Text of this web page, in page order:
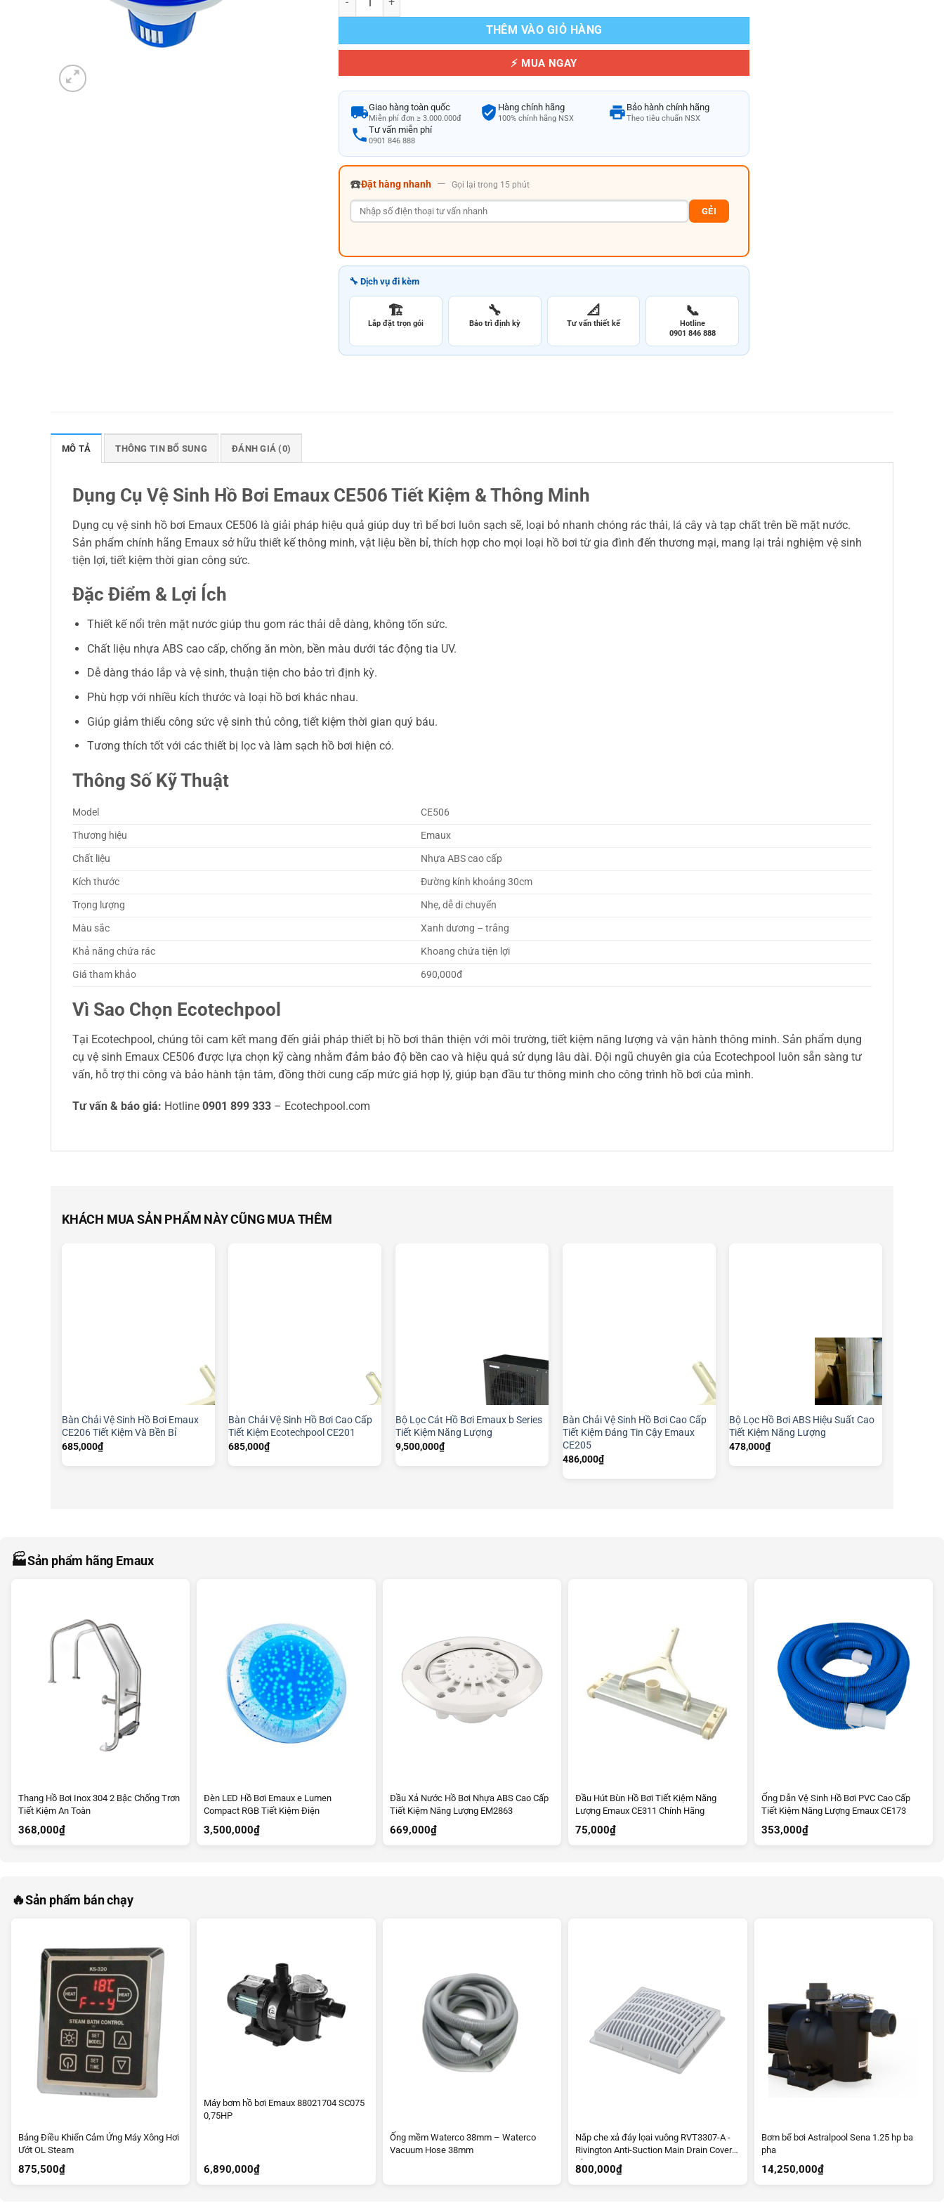
THÊM VÀO GIỎ HÀNG
⚡ MUA NGAY
Giao hàng toàn quốc
Miễn phí đơn ≥ 3.000.000đ
Hàng chính hãng
100% chính hãng NSX
Bảo hành chính hãng
Theo tiêu chuẩn NSX
Tư vấn miễn phí
0901 846 888
☎️Đặt hàng nhanh — Gọi lại trong 15 phút
GẺI
🔧 Dịch vụ đi kèm
🏗️
Lắp đặt trọn gói
🔧
Bảo trì định kỳ
📐
Tư vấn thiết kế
📞
Hotline
0901 846 888
MÔ TẢ THÔNG TIN BỔ SUNG ĐÁNH GIÁ (0)
Dụng Cụ Vệ Sinh Hồ Bơi Emaux CE506 Tiết Kiệm & Thông Minh
Dụng cụ vệ sinh hồ bơi Emaux CE506 là giải pháp hiệu quả giúp duy trì bể bơi luôn sạch sẽ, loại bỏ nhanh chóng rác thải, lá cây và tạp chất trên bề mặt nước.
Sản phẩm chính hãng Emaux sở hữu thiết kế thông minh, vật liệu bền bỉ, thích hợp cho mọi loại hồ bơi từ gia đình đến thương mại, mang lại trải nghiệm vệ sinh
tiện lợi, tiết kiệm thời gian công sức.
Đặc Điểm & Lợi Ích
Thiết kế nổi trên mặt nước giúp thu gom rác thải dễ dàng, không tốn sức.
Chất liệu nhựa ABS cao cấp, chống ăn mòn, bền màu dưới tác động tia UV.
Dễ dàng tháo lắp và vệ sinh, thuận tiện cho bảo trì định kỳ.
Phù hợp với nhiều kích thước và loại hồ bơi khác nhau.
Giúp giảm thiểu công sức vệ sinh thủ công, tiết kiệm thời gian quý báu.
Tương thích tốt với các thiết bị lọc và làm sạch hồ bơi hiện có.
Thông Số Kỹ Thuật
Model
CE506
Thương hiệu
Emaux
Chất liệu
Nhựa ABS cao cấp
Kích thước
Đường kính khoảng 30cm
Trọng lượng
Nhẹ, dễ di chuyển
Màu sắc
Xanh dương – trắng
Khả năng chứa rác
Khoang chứa tiện lợi
Giá tham khảo
690,000đ
Vì Sao Chọn Ecotechpool
Tại Ecotechpool, chúng tôi cam kết mang đến giải pháp thiết bị hồ bơi thân thiện với môi trường, tiết kiệm năng lượng và vận hành thông minh. Sản phẩm dụng
cụ vệ sinh Emaux CE506 được lựa chọn kỹ càng nhằm đảm bảo độ bền cao và hiệu quả sử dụng lâu dài. Đội ngũ chuyên gia của Ecotechpool luôn sẵn sàng tư
vấn, hỗ trợ thi công và bảo hành tận tâm, đồng thời cung cấp mức giá hợp lý, giúp bạn đầu tư thông minh cho công trình hồ bơi của mình.
Tư vấn & báo giá: Hotline 0901 899 333 – Ecotechpool.com
KHÁCH MUA SẢN PHẨM NÀY CŨNG MUA THÊM
Bàn Chải Vệ Sinh Hồ Bơi Emaux
CE206 Tiết Kiệm Và Bền Bỉ
685,000₫
Bàn Chải Vệ Sinh Hồ Bơi Cao Cấp
Tiết Kiệm Ecotechpool CE201
685,000₫
Bộ Lọc Cát Hồ Bơi Emaux b Series
Tiết Kiệm Năng Lượng
9,500,000₫
Bàn Chải Vệ Sinh Hồ Bơi Cao Cấp
Tiết Kiệm Đáng Tin Cậy Emaux
CE205
486,000₫
Bộ Lọc Hồ Bơi ABS Hiệu Suất Cao
Tiết Kiệm Năng Lượng
478,000₫
🏭Sản phẩm hãng Emaux
Thang Hồ Bơi Inox 304 2 Bậc Chống Trơn
Tiết Kiệm An Toàn
368,000₫
Đèn LED Hồ Bơi Emaux e Lumen
Compact RGB Tiết Kiệm Điện
3,500,000₫
Đầu Xả Nước Hồ Bơi Nhựa ABS Cao Cấp
Tiết Kiệm Năng Lượng EM2863
669,000₫
Đầu Hút Bùn Hồ Bơi Tiết Kiệm Năng
Lượng Emaux CE311 Chính Hãng
75,000₫
Ống Dẫn Vệ Sinh Hồ Bơi PVC Cao Cấp
Tiết Kiệm Năng Lượng Emaux CE173
353,000₫
🔥Sản phẩm bán chạy
Bảng Điều Khiển Cảm Ứng Máy Xông Hơi
Ướt OL Steam
875,500₫
Máy bơm hồ bơi Emaux 88021704 SC075
0,75HP
6,890,000₫
Ống mềm Waterco 38mm – Waterco
Vacuum Hose 38mm
Nắp che xả đáy lọai vuông RVT3307-A -
Rivington Anti-Suction Main Drain Cover
9″
800,000₫
Bơm bể bơi Astralpool Sena 1.25 hp ba
pha
14,250,000₫